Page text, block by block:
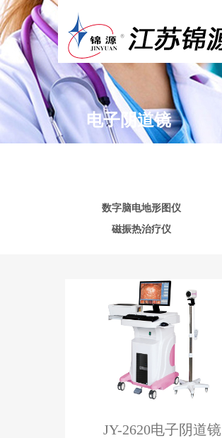
电子阴道镜
数字脑电地形图仪
磁振热治疗仪
JY-2620电子阴道镜